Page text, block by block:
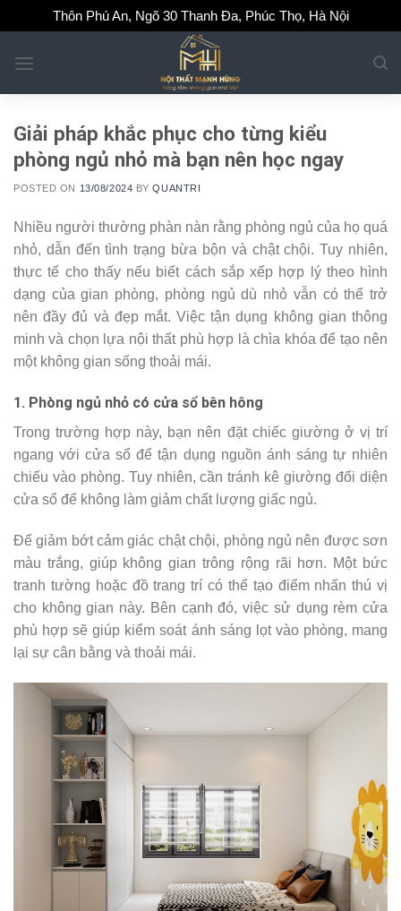
to
content
Thôn Phú An, Ngõ 30 Thanh Đa, Phúc Thọ, Hà Nội
Giải pháp khắc phục cho từng kiểu
phòng ngủ nhỏ mà bạn nên học ngay
POSTED ON 13/08/2024 BYQUANTRI
Nhiều người thường phàn nàn rằng phòng ngủ của họ quá
nhỏ, dẫn đến tình trạng bừa bộn và chật chội. Tuy nhiên,
thực tế cho thấy nếu biết cách sắp xếp hợp lý theo hình
dạng của gian phòng, phòng ngủ dù nhỏ vẫn có thể trở
nên đầy đủ và đẹp mắt. Việc tận dụng không gian thông
minh và chọn lựa nội thất phù hợp là chìa khóa để tạo nên
một không gian sống thoải mái.
1. Phòng ngủ nhỏ có cửa sổ bên hông
Trong trường hợp này, bạn nên đặt chiếc giường ở vị trí
ngang với cửa sổ để tận dụng nguồn ánh sáng tự nhiên
chiếu vào phòng. Tuy nhiên, cần tránh kê giường đối diện
cửa sổ để không làm giảm chất lượng giấc ngủ.
Để giảm bớt cảm giác chật chội, phòng ngủ nên được sơn
màu trắng, giúp không gian trông rộng rãi hơn. Một bức
tranh tường hoặc đồ trang trí có thể tạo điểm nhấn thú vị
cho không gian này. Bên cạnh đó, việc sử dụng rèm cửa
phù hợp sẽ giúp kiểm soát ánh sáng lọt vào phòng, mang
lại sự cân bằng và thoải mái.